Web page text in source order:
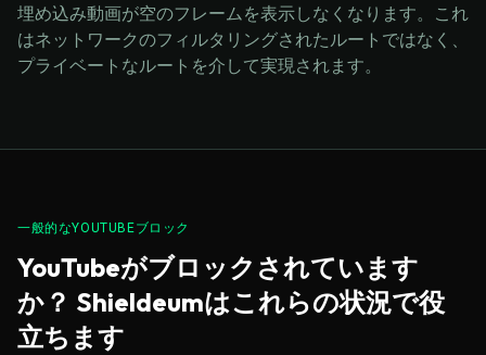
埋め込み動画が空のフレームを表示しなくなります。これ
はネットワークのフィルタリングされたルートではなく、
プライベートなルートを介して実現されます。
一般的なYOUTUBEブロック
YouTubeがブロックされています
か？ Shieldeumはこれらの状況で役
立ちます